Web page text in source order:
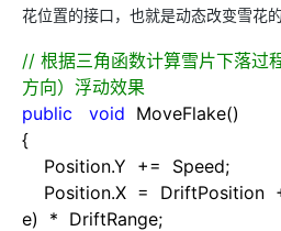
花位置的接口，也就是动态改变雪花
// 根据三角函数计算雪片下落过
方向）浮动效果
public
void MoveFlake()
{
Position.Y +=
Speed;
Position.X = DriftPosition
e)
* DriftRange;